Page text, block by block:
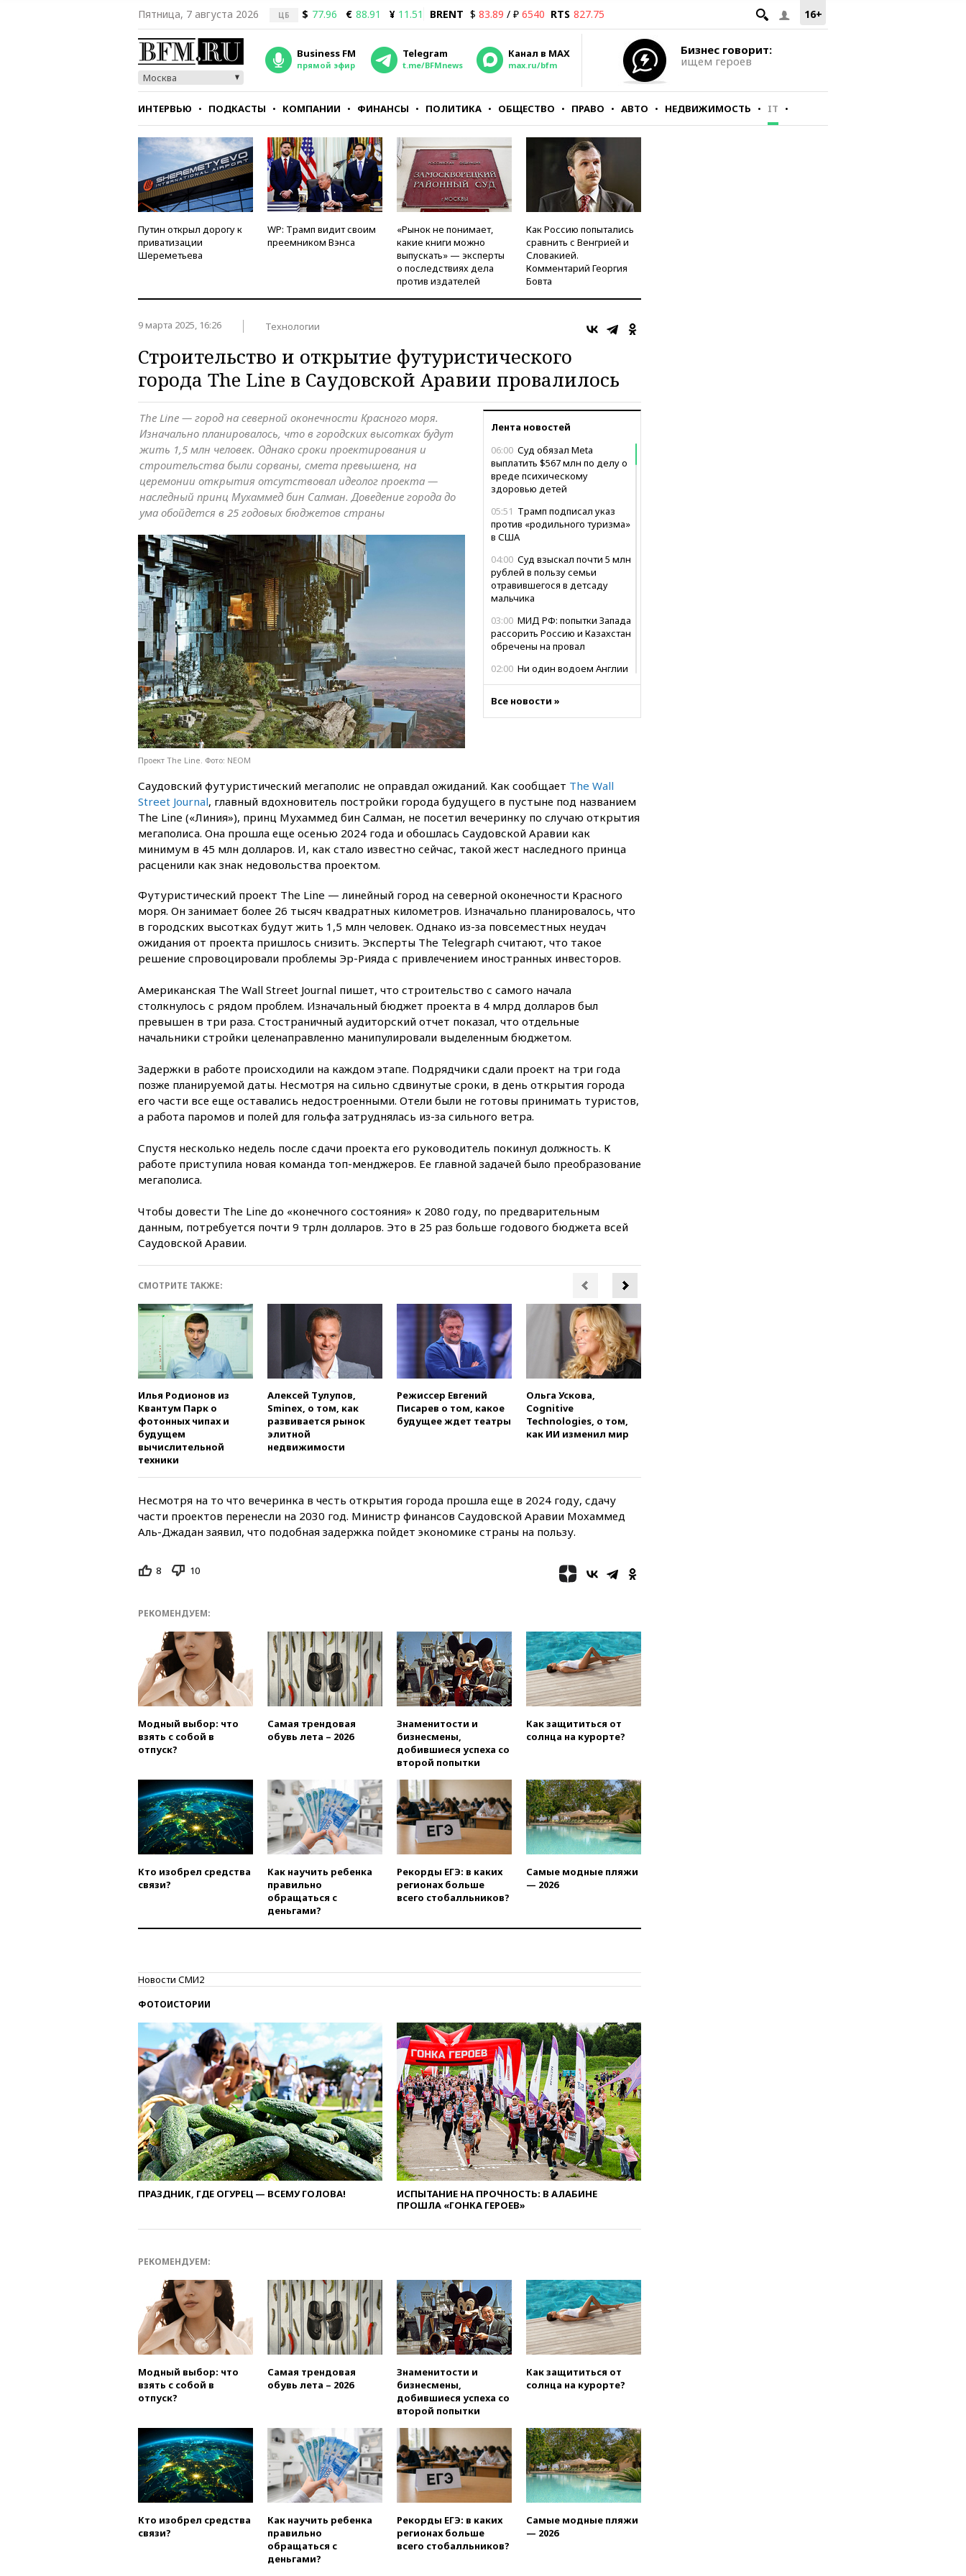
16+
Пятница, 7 августа 2026 ЦБ $ 77.96 € 88.91 ¥ 11.51 BRENT $ 83.89 / ₽ 6540 RTS 827.75
Москва
Business FM
прямой эфир
Telegram
t.me/BFMnews
Канал в MAX
max.ru/bfm
Бизнес говорит:
ищем героев
ИНТЕРВЬЮ ПОДКАСТЫ КОМПАНИИ ФИНАНСЫ ПОЛИТИКА ОБЩЕСТВО ПРАВО АВТО НЕДВИЖИМОСТЬ IT
СТИЛЬ ТЕСТЫ
Путин открыл дорогу к
приватизации
Шереметьева
WP: Трамп видит своим
преемником Вэнса
«Рынок не понимает,
какие книги можно
выпускать» — эксперты
о последствиях дела
против издателей
Как Россию попытались
сравнить с Венгрией и
Словакией.
Комментарий Георгия
Бовта
9 марта 2025, 16:26 Технологии
Строительство и открытие футуристического
города The Line в Саудовской Аравии провалилось
Лента новостей
06:00 Суд обязал Meta
выплатить $567 млн по делу о
вреде психическому
здоровью детей
05:51 Трамп подписал указ
против «родильного туризма»
в США
04:00 Суд взыскал почти 5 млн
рублей в пользу семьи
отравившегося в детсаду
мальчика
03:00 МИД РФ: попытки Запада
рассорить Россию и Казахстан
обречены на провал
02:00 Ни один водоем Англии
01:00Трамп: США сами
арсенала США
вчера, 23:28
признать «Яблоко»
нежелательной организацией
время урагана
В Москве в
пятницу ожидаются ливни
вчера, 22:35Винисиус
вчера, 22:28Отказаться от
российского гражданства
станет значительно дороже
гвардейскую десантно-
штурмовую дивизию
легендарной
вчера, 22:15
доклад о ситуации на
вчера, 21:58Генпрокуратура
вчера, 21:35«Аэрофлот»
отменяет часть рейсов в Сочи
Руслан Терновой
выиграл золото чемпионата
метровой вышки
вчера, 21:10
РФ не получала
обращений о прекращении
концессии строительства ж/д
в Армении
вчера, 21:00В России вновь
обсуждают эксперимент по
онлайн-продаже алкоголя
Армению
вчера, 20:35 ПВО за день
сбила еще 281 украинский
беспилотник над Россией
призвала оптимизировать
олимпиады для поступления в
защиту дорог от БПЛА из
средств на ремонт
вчера, 20:00Зеленский 8
августа посетит Сербию с
официальным визитом
вчера, 19:58 В Госдуму будет
внесен законопроект об
отмене ЕГЭ
Ярославля приостановили
работу
вчера, 19:35WP: Трамп
призвал доноров-
республиканцев поддержать
Вэнса на выборах 2028 года
вчера, 19:20Число ломбардов
в РФ превысило максимум
2022 года
вчера, 19:15Жуковский и
вчера, 19:00Путин уточнил
порядок присвоения воинских
вчера, 18:50Euractiv: восток
Финляндии приходит в упадок
без российских туристов
вчера, 18:35В Жуковском и
аэропорту Геленджика
введены ограничения
вчера, 18:21Зюганов
присоединился к критике
«Яблока»
вчера, 18:15Четыре человека
пострадали при атаках ВСУ на
Белгородскую область
выбрал подрядчика для
вчера, 17:50Миронов призвал
снять «Яблоко» с выборов в
Госдуму
вчера, 17:45Правительство
получит «золотую акцию» в
управлении аэропортом
вчера, 17:35 Шесть человек
пострадали при ударе ВСУ по
области
вчера, 17:25В аэропортах
Сочи и Геленджика сняты
ограничения
вчера, 17:17 Власти РФ
атак на склады Wildberries
бизнесу
Все новости »
The Line — город на северной оконечности Красного моря.
Изначально планировалось, что в городских высотках будут
жить 1,5 млн человек. Однако сроки проектирования и
строительства были сорваны, смета превышена, на
церемонии открытия отсутствовал идеолог проекта —
наследный принц Мухаммед бин Салман. Доведение города до
ума обойдется в 25 годовых бюджетов страны
Проект The Line. Фото: NEOM
Саудовский футуристический мегаполис не оправдал ожиданий. Как сообщает The Wall
Street Journal, главный вдохновитель постройки города будущего в пустыне под названием
The Line («Линия»), принц Мухаммед бин Салман, не посетил вечеринку по случаю открытия
мегаполиса. Она прошла еще осенью 2024 года и обошлась Саудовской Аравии как
минимум в 45 млн долларов. И, как стало известно сейчас, такой жест наследного принца
расценили как знак недовольства проектом.
Футуристический проект The Line — линейный город на северной оконечности Красного
моря. Он занимает более 26 тысяч квадратных километров. Изначально планировалось, что
в городских высотках будут жить 1,5 млн человек. Однако из-за повсеместных неудач
ожидания от проекта пришлось снизить. Эксперты The Telegraph считают, что такое
решение спровоцировали проблемы Эр-Рияда с привлечением иностранных инвесторов.
Американская The Wall Street Journal пишет, что строительство с самого начала
столкнулось с рядом проблем. Изначальный бюджет проекта в 4 млрд долларов был
превышен в три раза. Стостраничный аудиторский отчет показал, что отдельные
начальники стройки целенаправленно манипулировали выделенным бюджетом.
Задержки в работе происходили на каждом этапе. Подрядчики сдали проект на три года
позже планируемой даты. Несмотря на сильно сдвинутые сроки, в день открытия города
его части все еще оставались недостроенными. Отели были не готовы принимать туристов,
а работа паромов и полей для гольфа затруднялась из-за сильного ветра.
Спустя несколько недель после сдачи проекта его руководитель покинул должность. К
работе приступила новая команда топ-менджеров. Ее главной задачей было преобразование
мегаполиса.
Чтобы довести The Line до «конечного состояния» к 2080 году, по предварительным
данным, потребуется почти 9 трлн долларов. Это в 25 раз больше годового бюджета всей
Саудовской Аравии.
СМОТРИТЕ ТАКЖЕ:
Илья Родионов из
Квантум Парк о
фотонных чипах и
будущем
вычислительной
техники
Алексей Тулупов,
Sminex, о том, как
развивается рынок
элитной
недвижимости
Режиссер Евгений
Писарев о том, какое
будущее ждет театры
Ольга Ускова,
Cognitive
Technologies, о том,
как ИИ изменил мир
Несмотря на то что вечеринка в честь открытия города прошла еще в 2024 году, сдачу
части проектов перенесли на 2030 год. Министр финансов Саудовской Аравии Мохаммед
Аль-Джадан заявил, что подобная задержка пойдет экономике страны на пользу.
8 10
РЕКОМЕНДУЕМ:
Модный выбор: что
взять с собой в
отпуск?
Самая трендовая
обувь лета – 2026
Знаменитости и
бизнесмены,
добившиеся успеха со
второй попытки
Как защититься от
солнца на курорте?
Кто изобрел средства
связи?
Как научить ребенка
правильно
обращаться с
деньгами?
Рекорды ЕГЭ: в каких
регионах больше
всего стобалльников?
Самые модные пляжи
— 2026
Новости СМИ2
ФОТОИСТОРИИ
ПРАЗДНИК, ГДЕ ОГУРЕЦ — ВСЕМУ ГОЛОВА!
ИСПЫТАНИЕ НА ПРОЧНОСТЬ: В АЛАБИНЕ
ПРОШЛА «ГОНКА ГЕРОЕВ»
РЕКОМЕНДУЕМ:
Модный выбор: что
взять с собой в
отпуск?
Самая трендовая
обувь лета – 2026
Знаменитости и
бизнесмены,
добившиеся успеха со
второй попытки
Как защититься от
солнца на курорте?
Кто изобрел средства
связи?
Как научить ребенка
правильно
обращаться с
деньгами?
Рекорды ЕГЭ: в каких
регионах больше
всего стобалльников?
Самые модные пляжи
— 2026